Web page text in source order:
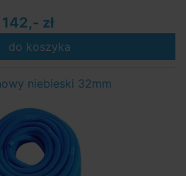
142,- zł
do koszyka
niebieski 32mm